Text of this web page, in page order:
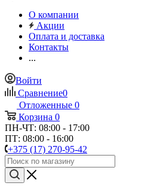
О компании
Акции
Оплата и доставка
Контакты
...
Войти
Сравнение0
Отложенные 0
Корзина 0
ПН-ЧТ: 08:00 - 17:00
ПТ: 08:00 - 16:00
+375 (17) 270-95-42